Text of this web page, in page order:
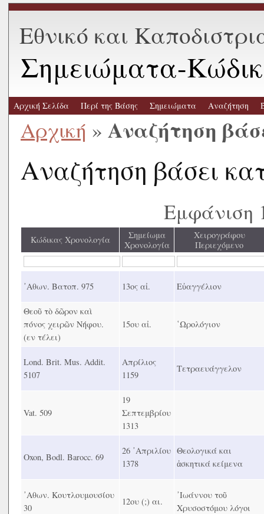
Εθνικό και
Σημειώματα-
Αρχική Σελίδα Περί της Βάσης Σημειώματα Αναζήτηση
Αρχική » Αναζήτηση
Αναζήτηση βάσει
Εμφάνιση
Κώδικας Χρονολογία
Σημείωμα
Χρονολογία
Χειρογράφου
Περιεχόμενο
᾿Αθων. Βατοπ. 975 13ος αἰ. Εὐαγγέλιον
Θεοῦ τὸ δῶρον καὶ
πόνος χειρῶν Νήφου.
(εν τέλει)
15ου αἰ. ῾Ωρολόγιον
Lond. Brit. Mus. Addit.
5107
Απρίλιος
1159
Τετραευάγγελον
Vat. 509
19
Σεπτεμβρίου
1313
Oxon, Bodl. Barocc. 69
26 ᾿Απριλίου
1378
Θεολογικά και
ἀσκητικά κείμενα
᾿Αθων. Κουτλουμουσίου
30
12ου (;) αι.
᾿Ιωάννου τοῦ
Χρυσοστόμου λόγοι